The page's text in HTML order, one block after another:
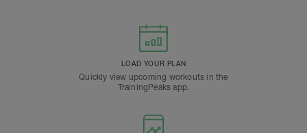
LOAD YOUR PLAN
Quickly view upcoming workouts in the
TrainingPeaks app.